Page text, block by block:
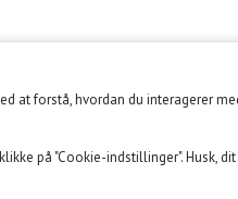
at forstå, hvordan du interagerer
på "Cookie-indstillinger". Husk,
SOME
FACEBOOK